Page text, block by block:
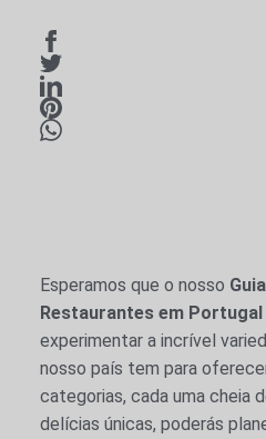
Esperamos que o nosso
Restaurantes em Portugal
experimentar a incrível
nosso país tem para
categorias, cada uma cheia
delícias únicas, poderás